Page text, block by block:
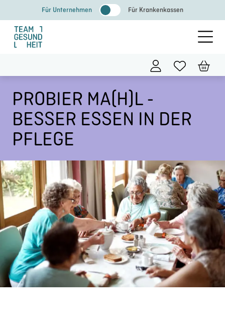
Inhalt
springen
Für Unternehmen Für Krankenkassen
PROBIER MA(H)L -
BESSER ESSEN IN DER
PFLEGE